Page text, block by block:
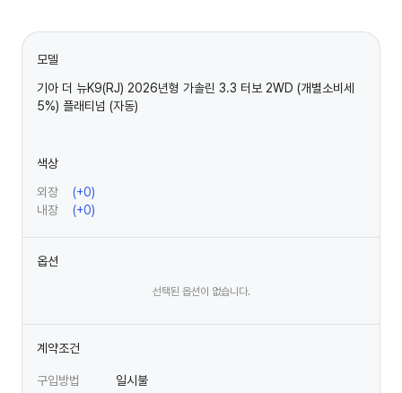
모델
기아 더 뉴K9(RJ) 2026년형 가솔린 3.3 터보 2WD (개별소비세
5%) 플래티넘 (자동)
색상
외장
(+0)
내장
(+0)
옵션
선택된 옵션이 없습니다.
계약조건
구입방법 일시불